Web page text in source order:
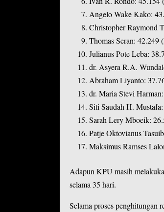
Angelo Wake Kako:
Christopher Raymond
Thomas Seran: 42.249
Julianus Pote Leba:
dr. Asyera R.A.
Abraham Liyanto:
dr. Maria Stevi
Siti Saudah H.
Sarah Lery Mboeik:
Patje Oktovianus
Maksimus Ramses
Adapun KPU masih
selama 35 hari.
Selama proses penghitungan